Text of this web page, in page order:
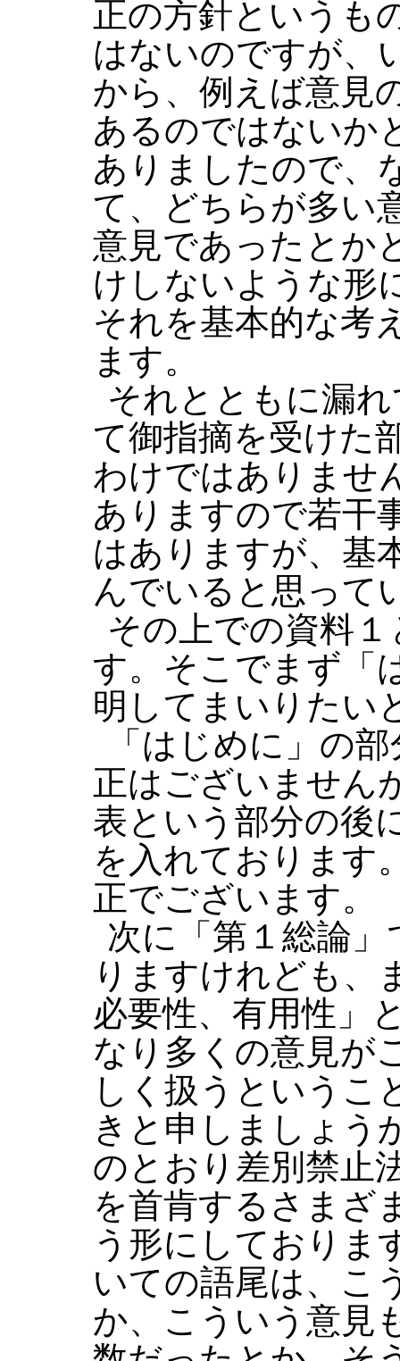
正の方針というも
はないのですが、
から、例えば意見
あるのではないか
ありましたので、
て、どちらが多い
意見であったとか
けしないような形
それを基本的な考
ます。
それとともに漏
て御指摘を受けた
わけではありませ
ありますので若干
はありますが、基
んでいると思って
その上での資料
す。そこでまず「
明してまいりたい
「はじめに」の
正はございません
表という部分の後
を入れております
正でございます。
次に「第１総論
りますけれども、
必要性、有用性」
なり多くの意見が
しく扱うというこ
きと申しましょう
のとおり差別禁止
を首肯するさまざ
う形にしておりま
いての語尾は、こ
か、こういう意見